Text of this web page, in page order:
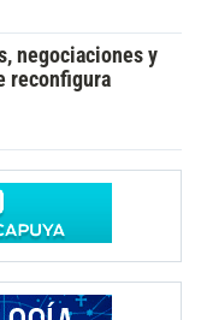
negociaciones y
reconfigura